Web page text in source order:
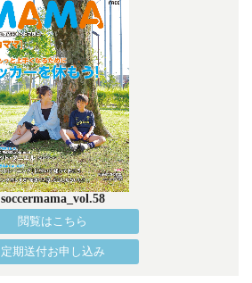
soccermama_vol.58
閲覧はこちら
定期送付お申し込み